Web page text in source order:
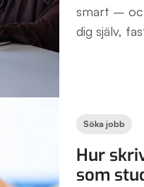
smart –
dig själv,
Söka jobb
Hur
som